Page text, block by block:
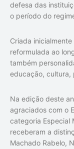
defesa das
o período do
Criada
reformulada ao
também
educação, cultura,
Na edição deste
agraciados com o
categoria Especial
receberam a
Machado Rabelo,